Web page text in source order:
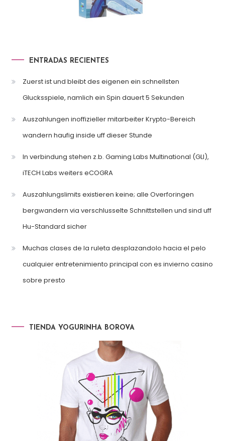
ENTRADAS RECIENTES
Zuerst ist und bleibt des eigenen ein schnellsten
Glucksspiele, namlich ein Spin dauert 5 Sekunden
Auszahlungen inoffizieller mitarbeiter Krypto-Bereich
wandern haufig inside uff dieser Stunde
In verbindung stehen z.b. Gaming Labs Multinational (GLI),
iTECH Labs weiters eCOGRA
Auszahlungslimits existieren keine; alle Overforingen
bergwandern via verschlusselte Schnittstellen und sind uff
Hu-Standard sicher
Muchas clases de la ruleta desplazandolo hacia el pelo
cualquier entretenimiento principal con es invierno casino
sobre presto
TIENDA YOGURINHA BOROVA